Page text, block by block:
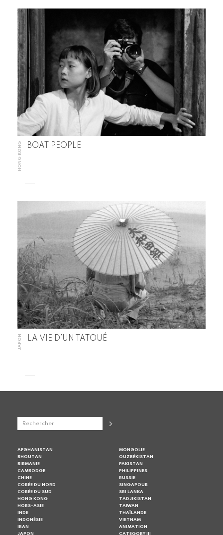
HONG KONG BOAT PEOPLE
JAPON LA VIE D’UN TATOUÉ
AFGHANISTAN
BHOUTAN
BIRMANIE
CAMBODGE
CHINE
CORÉE DU NORD
CORÉE DU SUD
HONG KONG
HORS-ASIE
INDE
INDONÉSIE
IRAN
JAPON
MONGOLIE
OUZBÉKISTAN
PAKISTAN
PHILIPPINES
RUSSIE
SINGAPOUR
SRI LANKA
TADJIKISTAN
TAIWAN
THAÏLANDE
VIETNAM
ANIMATION
CATEGORY III